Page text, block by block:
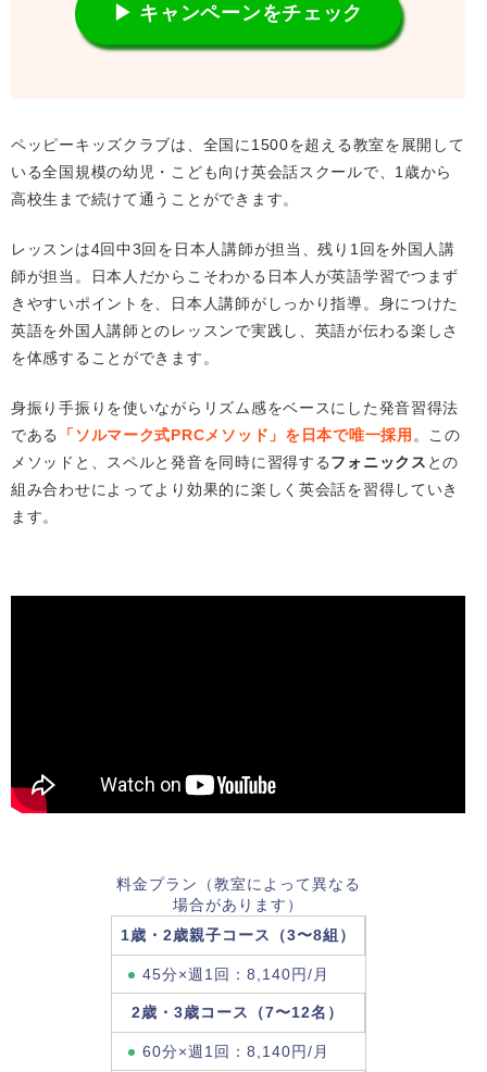
▶ キャンペーンをチェック
ペッピーキッズクラブは、全国に1500を超える教室を展開して
いる全国規模の幼児・こども向け英会話スクールで、1歳から
高校生まで続けて通うことができます。
レッスンは4回中3回を日本人講師が担当、残り1回を外国人講
師が担当。日本人だからこそわかる日本人が英語学習でつまず
きやすいポイントを、日本人講師がしっかり指導。身につけた
英語を外国人講師とのレッスンで実践し、英語が伝わる楽しさ
を体感することができます。
身振り手振りを使いながらリズム感をベースにした発音習得法
である
「ソルマーク式PRCメソッド」を日本で唯一採用 。この
メソッドと、スペルと発音を同時に習得するフォニックス との
組み合わせによってより効果的に楽しく英会話を習得していき
ます。
料金プラン（教室によって異なる
場合があります）
1歳・2歳親子コース（3〜8組）
45分×週1回：8,140円/月
2歳・3歳コース（7〜12名）
60分×週1回：8,140円/月